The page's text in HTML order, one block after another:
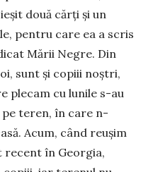
două cărți și un
pentru care ea a scris
Mării Negre. Din
sunt și copiii noștri,
plecam cu lunile s-au
pe teren, în care n-
Acum, când reușim
recent în Georgia,